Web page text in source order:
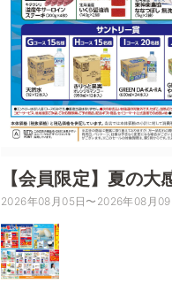
【会員限定】夏の
2026年08月05日〜2026年08月